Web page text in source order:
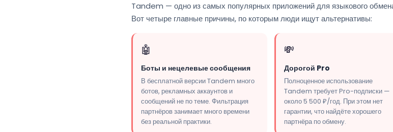
Tandem — одно из самых популярных приложений для языкового
Вот четыре главные причины, по которым люди ищут альтернативы:
🤖
Боты и нецелевые сообщения
В бесплатной версии Tandem много
ботов, рекламных аккаунтов и
сообщений не по теме. Фильтрация
партнёров занимает много времени
без реальной практики.
💸
Дорогой Pro
Полноценное использование
Tandem требует Pro-подписки —
около 5 500 ₽/год. При этом нет
гарантии, что найдёте хорошего
партнёра по обмену.